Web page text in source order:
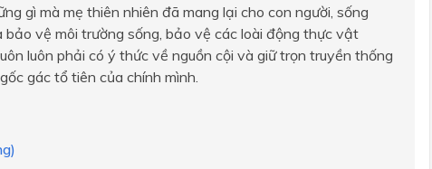
gì mà mẹ thiên nhiên đã mang lại cho con người, sống
bảo vệ môi trường sống, bảo vệ các loài động thực vật
luôn phải có ý thức về nguồn cội và giữ trọn truyền thống
gác tổ tiên của chính mình.